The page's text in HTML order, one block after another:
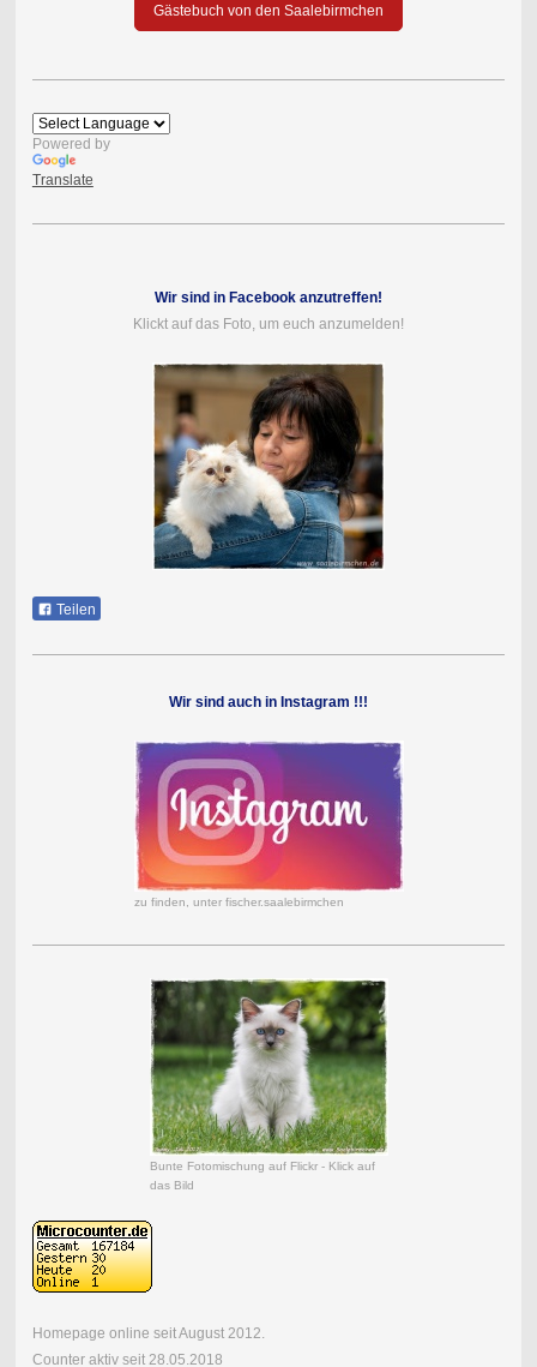
Gästebuch von den Saalebirmchen
Powered by
Translate
Wir sind in Facebook anzutreffen!
Klickt auf das Foto, um euch anzumelden!
Teilen
Wir sind auch in Instagram !!!
zu finden, unter fischer.saalebirmchen
Bunte Fotomischung auf Flickr - Klick auf
das Bild
Homepage online seit August 2012.
Counter aktiv seit 28.05.2018